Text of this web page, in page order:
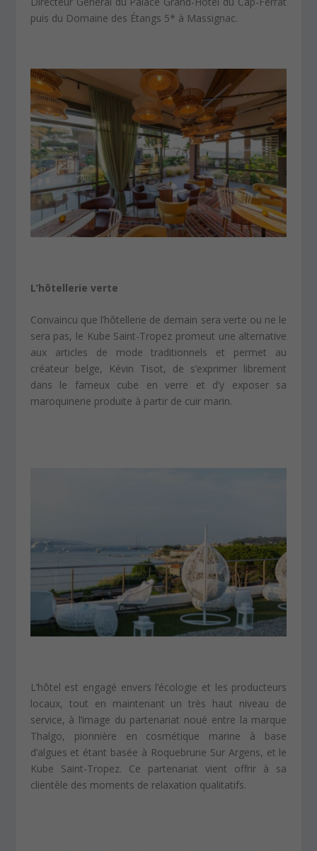
puis du Domaine des Étangs 5* à Massignac.
L’hôtellerie verte
Convaincu que l’hôtellerie de demain sera verte ou ne le
sera pas, le Kube Saint-Tropez promeut une alternative
aux articles de mode traditionnels et permet au
créateur belge, Kévin Tisot, de s’exprimer librement
dans le fameux cube en verre et d’y exposer sa
maroquinerie produite à partir de cuir marin.
L’hôtel est engagé envers l’écologie et les producteurs
locaux, tout en maintenant un très haut niveau de
service, à l’image du partenariat noué entre la marque
Thalgo, pionnière en cosmétique marine à base
d’algues et étant basée à Roquebrune Sur Argens, et le
Kube Saint-Tropez. Ce partenariat vient offrir à sa
clientèle des moments de relaxation qualitatifs.